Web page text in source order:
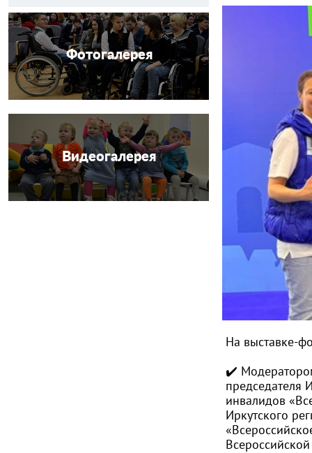
Фотогалерея
Видеогалерея
На выставке-
✔️
председателя
инвалидов
Иркутского